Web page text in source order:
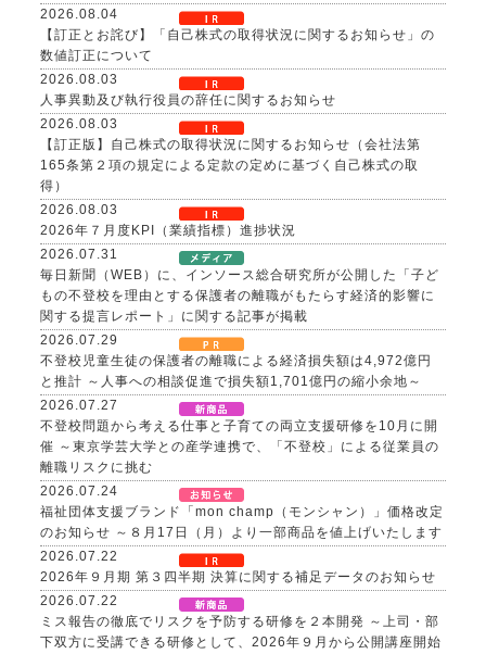
2026.08.04
【訂正とお詫び】「自己株式の取得状況に関するお知らせ」の
数値訂正について
2026.08.03
人事異動及び執行役員の辞任に関するお知らせ
2026.08.03
【訂正版】自己株式の取得状況に関するお知らせ（会社法第
165条第２項の規定による定款の定めに基づく自己株式の取
得）
2026.08.03
2026年７月度KPI（業績指標）進捗状況
2026.07.31
毎日新聞（WEB）に、インソース総合研究所が公開した「子ど
もの不登校を理由とする保護者の離職がもたらす経済的影響に
関する提言レポート」に関する記事が掲載
2026.07.29
不登校児童生徒の保護者の離職による経済損失額は4,972億円
と推計 ～人事への相談促進で損失額1,701億円の縮小余地～
2026.07.27
不登校問題から考える仕事と子育ての両立支援研修を10月に開
催 ～東京学芸大学との産学連携で、「不登校」による従業員の
離職リスクに挑む
2026.07.24
福祉団体支援ブランド「mon champ（モンシャン）」価格改定
のお知らせ ～８月17日（月）より一部商品を値上げいたします
2026.07.22
2026年９月期 第３四半期 決算に関する補足データのお知らせ
2026.07.22
ミス報告の徹底でリスクを予防する研修を２本開発 ～上司・部
下双方に受講できる研修として、2026年９月から公開講座開始